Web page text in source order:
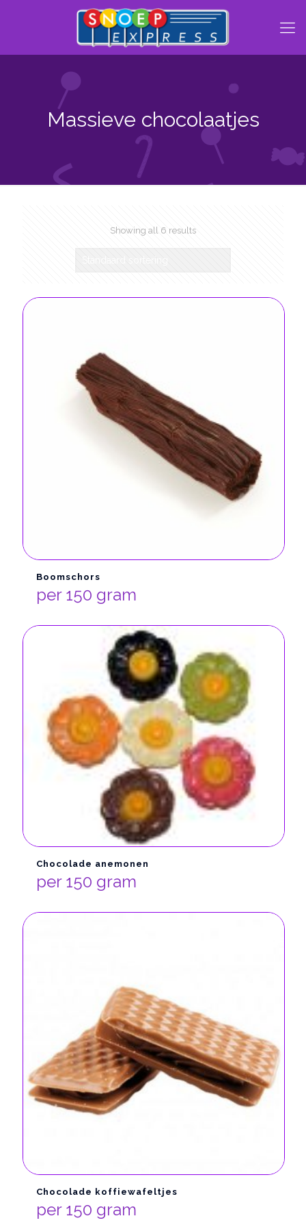
Massieve chocolaatjes
Showing all 6 results
Boomschors
per 150 gram
Chocolade anemonen
per 150 gram
Chocolade koffiewafeltjes
per 150 gram